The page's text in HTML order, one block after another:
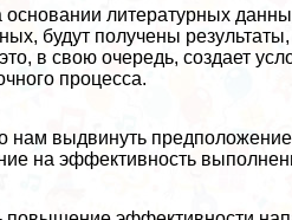
основании литературных
будут получены
в свою очередь, создает
процесса.
нам выдвинуть
на эффективность